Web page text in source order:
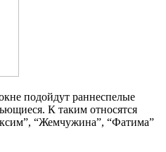
подойдут раннеспелые
К таким относятся
“Жемчужина”, “Фатима”